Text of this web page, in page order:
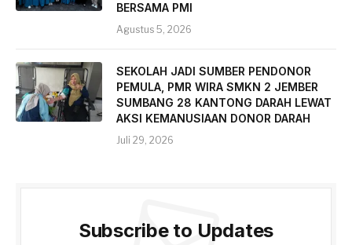
BERSAMA PMI
Agustus 5, 2026
SEKOLAH JADI SUMBER PENDONOR
PEMULA, PMR WIRA SMKN 2 JEMBER
SUMBANG 28 KANTONG DARAH LEWAT
AKSI KEMANUSIAAN DONOR DARAH
Juli 29, 2026
Subscribe to Updates